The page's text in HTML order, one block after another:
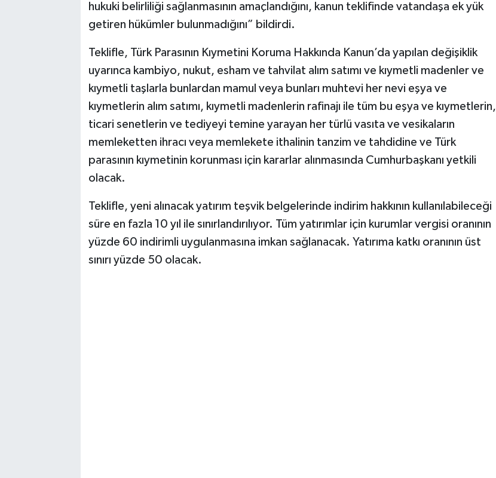
hukuki belirliliği sağlanmasının amaçlandığını, kanun teklifinde vatandaşa ek yük
getiren hükümler bulunmadığını” bildirdi.
Teklifle, Türk Parasının Kıymetini Koruma Hakkında Kanun’da yapılan değişiklik
uyarınca kambiyo, nukut, esham ve tahvilat alım satımı ve kıymetli madenler ve
kıymetli taşlarla bunlardan mamul veya bunları muhtevi her nevi eşya ve
kıymetlerin alım satımı, kıymetli madenlerin rafinajı ile tüm bu eşya ve kıymetlerin,
ticari senetlerin ve tediyeyi temine yarayan her türlü vasıta ve vesikaların
memleketten ihracı veya memlekete ithalinin tanzim ve tahdidine ve Türk
parasının kıymetinin korunması için kararlar alınmasında Cumhurbaşkanı yetkili
olacak.
Teklifle, yeni alınacak yatırım teşvik belgelerinde indirim hakkının kullanılabileceği
süre en fazla 10 yıl ile sınırlandırılıyor. Tüm yatırımlar için kurumlar vergisi oranının
yüzde 60 indirimli uygulanmasına imkan sağlanacak. Yatırıma katkı oranının üst
sınırı yüzde 50 olacak.